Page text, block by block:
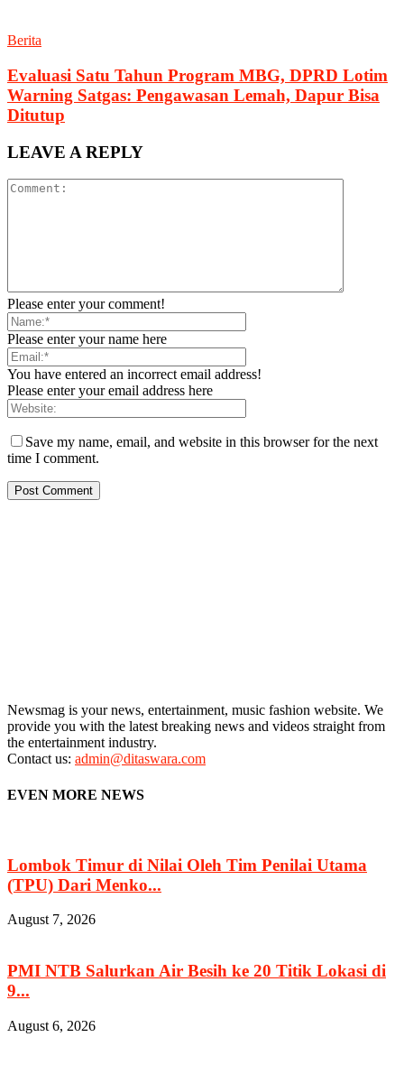
Berita
Evaluasi Satu Tahun Program MBG, DPRD Lotim
Warning Satgas: Pengawasan Lemah, Dapur Bisa
Ditutup
LEAVE A REPLY
Please enter your comment!
Please enter your name here
You have entered an incorrect email address!
Please enter your email address here
Save my name, email, and website in this browser for the next
time I comment.
Newsmag is your news, entertainment, music fashion website. We
provide you with the latest breaking news and videos straight from
the entertainment industry.
Contact us: admin@ditaswara.com
EVEN MORE NEWS
Lombok Timur di Nilai Oleh Tim Penilai Utama
(TPU) Dari Menko...
August 7, 2026
PMI NTB Salurkan Air Besih ke 20 Titik Lokasi di
9...
August 6, 2026